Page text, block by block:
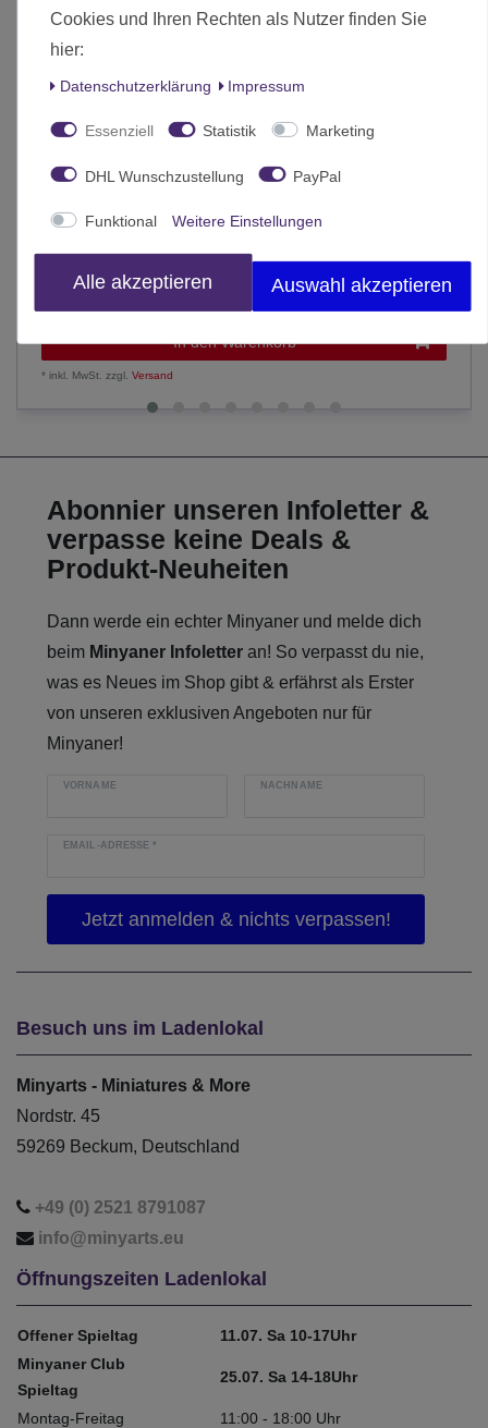
Märklin 4430 Start up Offener Güterwagen El-u 061 DB H0
In den Warenkorb
*inkl. MwSt. zzgl.Versand
Abonnier unseren Infoletter &
verpasse keine Deals &
Produkt-Neuheiten
Dann werde ein echter Minyaner und melde dich
beim Minyaner Infoletter an! So verpasst du nie,
was es Neues im Shop gibt & erfährst als Erster
von unseren exklusiven Angeboten nur für
Minyaner!
VORNAME NACHNAME
EMAIL-ADRESSE*
Besuch uns im Ladenlokal
Minyarts - Miniatures & More
Nordstr. 45
59269 Beckum, Deutschland
+49 (0) 2521 8791087
info@minyarts.eu
Öffnungszeiten Ladenlokal
Offener Spieltag
11.07. Sa 10-17Uhr
Minyaner Club
Spieltag
25.07. Sa 14-18Uhr
Montag-Freitag 11:00 - 18:00 Uhr
Cookies und Ihren Rechten als Nutzer finden Sie
hier:
Daten­schutz­erklärung Impressum
Essenziell Statistik Marketing
DHL Wunschzustellung PayPal
Funktional Weitere Einstellungen
Alle akzeptieren Auswahl akzeptieren